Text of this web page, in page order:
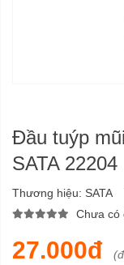
Đầu tuýp
SATA 22204
Thương hiệu: SATA
Chưa có
27.000đ